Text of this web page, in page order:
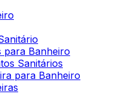
para Banheiro
Sanitários
para Banheiro